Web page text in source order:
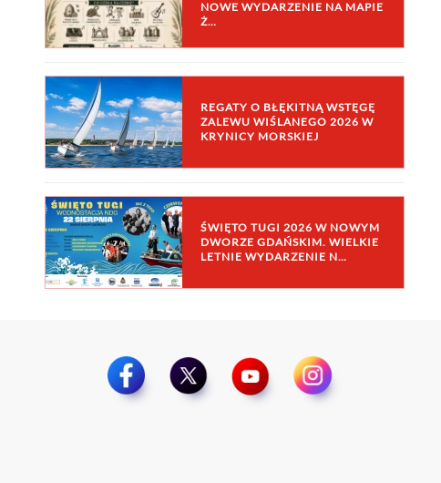
NOWE WYDARZENIE NA MAPIE
Ż…
REGATY O BŁĘKITNĄ WSTĘGĘ
ZALEWU WIŚLANEGO 2026 W
KRYNICY MORSKIEJ
ŚWIĘTO TUGI 2026 W NOWYM
DWORZE GDAŃSKIM. WIELKIE
LETNIE WYDARZENIE N…